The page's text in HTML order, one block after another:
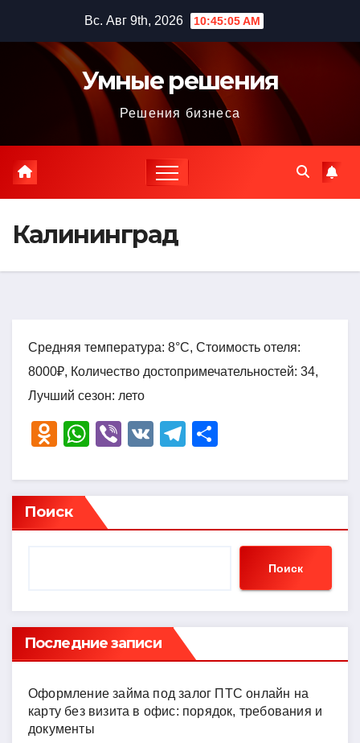
содержимому
Вс. Авг 9th, 2026 10:45:07 AM
Умные решения
Решения бизнеса
Калининград
Средняя температура: 8°C, Стоимость отеля:
8000₽, Количество достопримечательностей: 34,
Лучший сезон: лето
O
n
o
kl
ni
ki
W
at
s
A
Vi
er
V
T
e
a
р
в
ть
Поиск
Поиск
Последние записи
Оформление займа под залог ПТС онлайн на
карту без визита в офис: порядок, требования и
документы